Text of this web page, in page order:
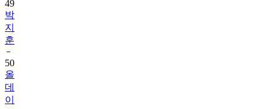
지
훈
50
올
데
이
프
로